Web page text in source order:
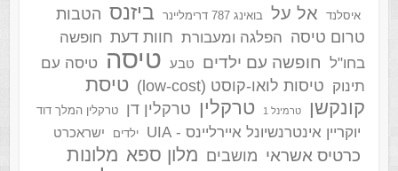
איסלנד אל על בואינג 787 דרימליינר ביזנס הטבות
טרום טיסה
הפלגה ומעבורת חוות דעת חופשה
בחו"ל
חופשה עם ילדים טבע טיסה
טיסה עם
תינוק
טיסות לואו-קוסט (low-cost)
טיסת
קונקשן
טרמינל 1 טרקלין טרקלין דן טרקלין המלך דוד
יוקריין אינטרנשיונל איירליינס - UIA ילדים ישראכרט
כרטיס אשראי מושבים מלון ספא מלונות